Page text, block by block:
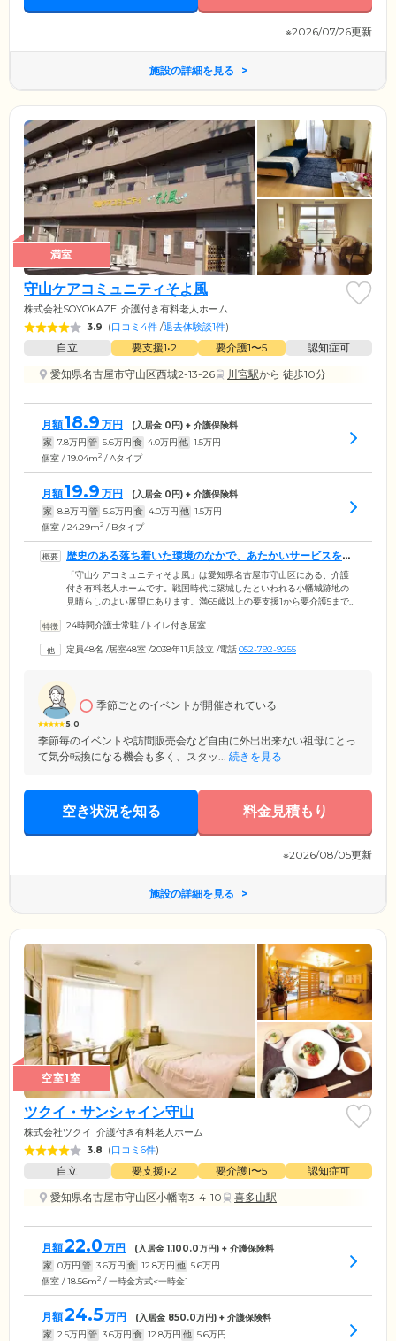
※2026/07/26更新
施設の詳細を見る
満室
守山ケアコミュニティそよ風
株式会社SOYOKAZE 介護付き有料老人ホーム
3.9 (口コミ4件 /退去体験談1件)
自立 要支援1•2 要介護1〜5
認知症可
愛知県名古屋市守山区西城2-13-26
川宮駅から 徒歩10分
月額18.9 万円 (入居金 0円) + 介護保険料
家 7.8万円 管 5.6万円 食 4.0万円 他 1.5万円
個室 / 19.04m2 / Aタイプ
月額19.9 万円 (入居金 0円) + 介護保険料
家 8.8万円 管 5.6万円 食 4.0万円 他 1.5万円
個室 / 24.29m2 / Bタイプ
歴史のある落ち着いた環境のなかで、あたかいサービスをご
提供します
「守山ケアコミュニティそよ風」は愛知県名古屋市守山区にある、介護
付き有料老人ホームです。戦国時代に築城したといわれる小幡城跡地の
見晴らしのよい展望にあります。満65歳以上の要支援1から要介護5まで
清掃などの生活サポートのほか、入浴、排せつ介助などの身体介護も行
にもよりますので、まずはご相談ください。さらに、看取りにも対応し
24時間介護士常駐 /トイレ付き居室
定員48名 /居室48室 /2038年11月設立 /電話052-792-9255
5.0
季節ごとのイベントが開催されている
季節毎のイベントや訪問販売会など自由に外出出来ない祖母にとっ
て気分転換になる機会も多く、スタッ... 続きを見る
空き状況を知る 料金見積もり
※2026/08/05更新
施設の詳細を見る
空室1室
ツクイ・サンシャイン守山
株式会社ツクイ 介護付き有料老人ホーム
3.8 (口コミ6件)
自立 要支援1•2 要介護1〜5
認知症可
愛知県名古屋市守山区小幡南3-4-10
喜多山駅
月額22.0 万円 (入居金1,100.0万円) + 介護保険料
家 0万円 管 3.6万円 食 12.8万円 他 5.6万円
個室 / 18.56m2 / 一時金方式<一時金1
月額24.5 万円 (入居金 850.0万円) + 介護保険料
家 2.5万円 管 3.6万円 食 12.8万円 他 5.6万円